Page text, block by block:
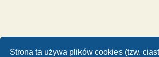
Strona ta używa plików cookies (tzw.